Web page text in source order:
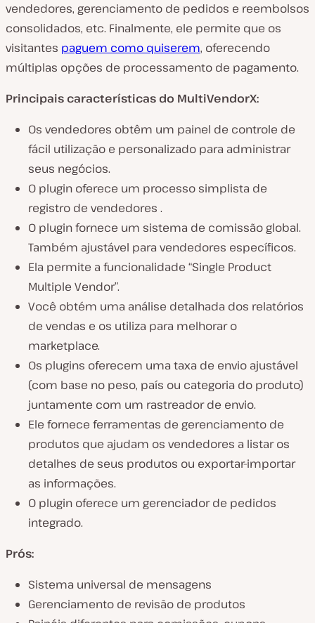
vendedores, gerenciamento de pedidos e reembolsos
consolidados, etc. Finalmente, ele permite que os
visitantes paguem como quiserem, oferecendo
múltiplas opções de processamento de pagamento.
Principais características do MultiVendorX:
Os vendedores obtêm um painel de controle de
fácil utilização e personalizado para administrar
seus negócios.
O plugin oferece um processo simplista de
registro de vendedores .
O plugin fornece um sistema de comissão global.
Também ajustável para vendedores específicos.
Ela permite a funcionalidade “Single Product
Multiple Vendor”.
Você obtém uma análise detalhada dos relatórios
de vendas e os utiliza para melhorar o
marketplace.
Os plugins oferecem uma taxa de envio ajustável
(com base no peso, país ou categoria do produto)
juntamente com um rastreador de envio.
Ele fornece ferramentas de gerenciamento de
produtos que ajudam os vendedores a listar os
detalhes de seus produtos ou exportar-importar
as informações.
O plugin oferece um gerenciador de pedidos
integrado.
Prós:
Sistema universal de mensagens
Gerenciamento de revisão de produtos